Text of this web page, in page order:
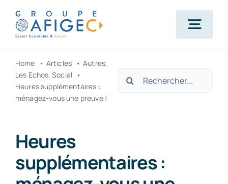
Passer
contenu
Accueil
Qui-sommes-nous ?
Actualités
Home Articles
Autres
Les Echos Social
Heures supplémentaires :
ménagez-vous une preuve !
Rechercher:
Heures
supplémentaires :